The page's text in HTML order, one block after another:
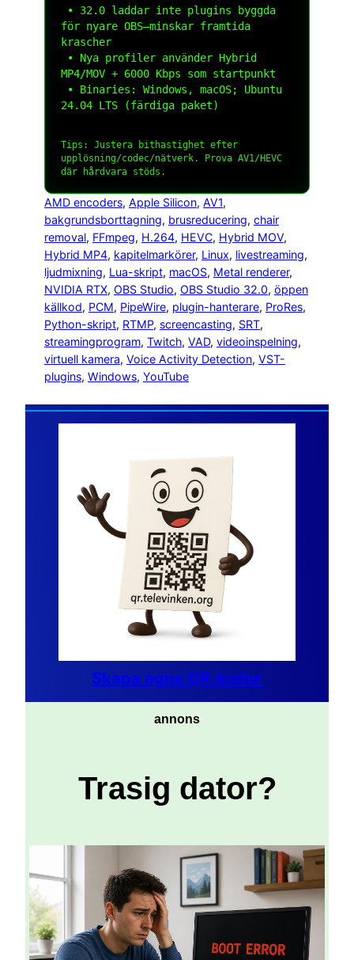
för nyare OBS—minskar framtida
krascher
MP4/MOV + 6000 Kbps som startpunkt
24.04 LTS (färdiga paket)
Tips: Justera bithastighet efter
upplösning/codec/nätverk. Prova AV1/HEVC
där hårdvara stöds.
AMD encoders, Apple Silicon, AV1
bakgrundsborttagning, brusreducering, chair
removal, FFmpeg, H.264, HEVC, Hybrid MOV
Hybrid MP4, kapitelmarkörer, Linux, livestreaming
ljudmixning, Lua-skript, macOS, Metal renderer
NVIDIA RTX, OBS Studio, OBS Studio 32.0, öppen
källkod, PCM, PipeWire, plugin-hanterare, ProRes
Python-skript, RTMP, screencasting, SRT
streamingprogram, Twitch, VAD, videoinspelning
virtuell kamera, Voice Activity Detection, VST-
plugins, Windows, YouTube
Skapa egna QR-koder
annons
Trasig dator?